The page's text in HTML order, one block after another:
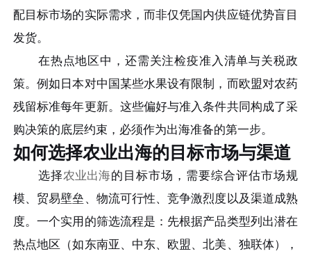
配目标市场的实际需求，而非仅凭国内供应链优势盲目
发货。
在热点地区中，还需关注检疫准入清单与关税政
策。例如日本对中国某些水果设有限制，而欧盟对农药
残留标准每年更新。这些偏好与准入条件共同构成了采
购决策的底层约束，必须作为出海准备的第一步。
如何选择农业出海的目标市场与渠道
选择农业出海的目标市场，需要综合评估市场规
模、贸易壁垒、物流可行性、竞争激烈度以及渠道成熟
度。一个实用的筛选流程是：先根据产品类型列出潜在
热点地区（如东南亚、中东、欧盟、北美、独联体），